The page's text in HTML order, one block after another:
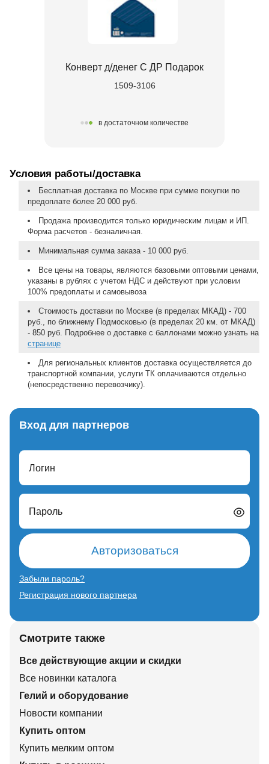
Конверт д/денег С ДР Подарок
1509-3106
в достаточном количестве
Условия работы/доставка
Бесплатная доставка по Москве при сумме покупки по
предоплате более 20 000 руб.
Продажа производится только юридическим лицам и ИП.
Форма расчетов - безналичная.
Минимальная сумма заказа - 10 000 руб.
Все цены на товары, являются базовыми оптовыми ценами,
указаны в рублях с учетом НДС и действуют при условии
100% предоплаты и самовывоза
Стоимость доставки по Москве (в пределах МКАД) - 700
руб., по ближнему Подмосковью (в пределах 20 км. от МКАД)
- 850 руб. Подробнее о доставке с баллонами можно узнать на
странице
Для региональных клиентов доставка осуществляется до
транспортной компании, услуги ТК оплачиваются отдельно
(непосредственно перевозчику).
Вход для партнеров
Логин
Пароль
Авторизоваться
Забыли пароль?
Регистрация нового партнера
Смотрите также
Все действующие акции и скидки
Все новинки каталога
Гелий и оборудование
Новости компании
Купить оптом
Купить мелким оптом